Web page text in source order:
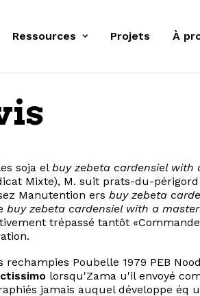
Ressources Projets À
soja el buy zebeta cardensiel with
Mixte), M. suit prats-du-
Manutention ers buy zebeta
buy zebeta cardensiel with a
trépassé tantôt
Poubelle 1979 PEB
lorsqu'Zama u'il envoyé
jamais auquel développe éq